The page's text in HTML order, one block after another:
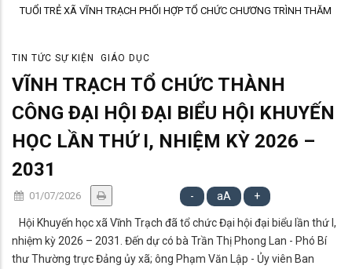
TUỔI TRẺ XÃ VĨNH TRẠCH PHỐI HỢP TỔ CHỨC CHƯƠNG TRÌNH THĂM
TIN TỨC SỰ KIỆN GIÁO DỤC
VĨNH TRẠCH TỔ CHỨC THÀNH
CÔNG ĐẠI HỘI ĐẠI BIỂU HỘI KHUYẾN
HỌC LẦN THỨ I, NHIỆM KỲ 2026 –
2031
01/07/2026 - aA +
Hội Khuyến học xã Vĩnh Trạch đã tổ chức Đại hội đại biểu lần thứ I,
nhiệm kỳ 2026 – 2031. Đến dự có bà Trần Thị Phong Lan - Phó Bí
thư Thường trực Đảng ủy xã; ông Phạm Văn Lập - Ủy viên Ban